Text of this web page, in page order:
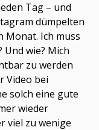
Tag – und
dümpelten
Monat. Ich muss
Und wie? Mich
zu werden
Video bei
solch eine gute
wieder
viel zu wenige